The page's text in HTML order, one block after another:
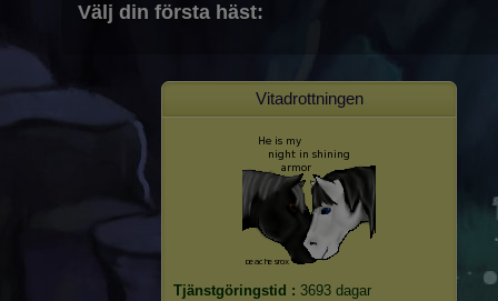
Välj din första häst:
Vitadrottningen
Tjänstgöringstid : 3693 dagar